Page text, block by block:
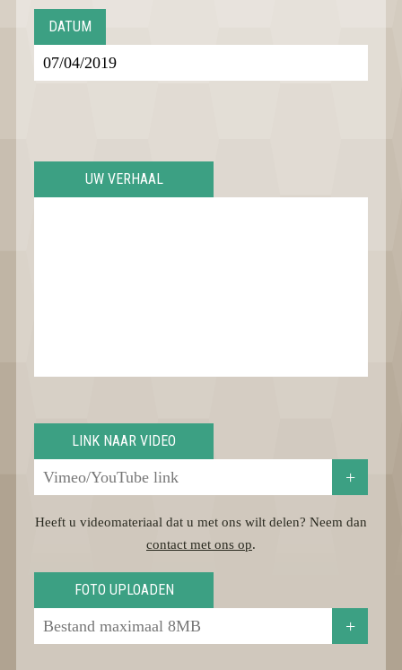
DATUM
UW VERHAAL
LINK NAAR VIDEO
+
Heeft u videomateriaal dat u met ons wilt delen? Neem dan
contact met ons op.
FOTO UPLOADEN
+